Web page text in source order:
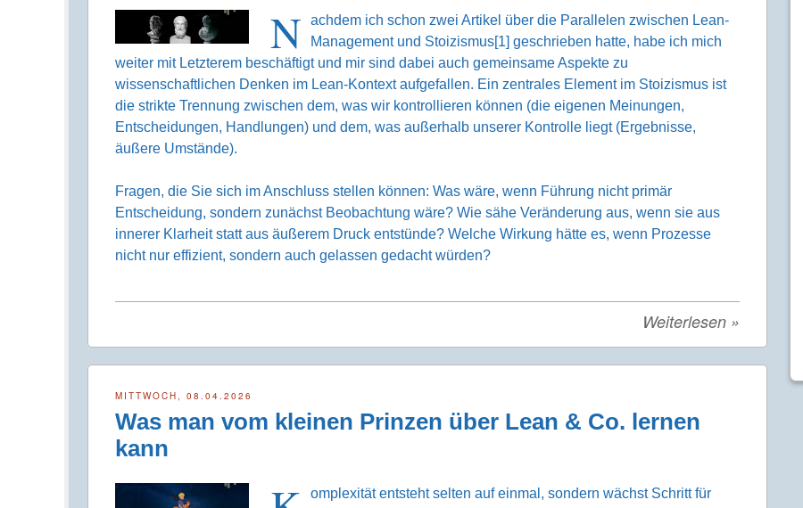
N
achdem ich schon zwei Artikel über die Parallelen zwischen Lean-
Management und Stoizismus[1] geschrieben hatte, habe ich mich
weiter mit Letzterem beschäftigt und mir sind dabei auch gemeinsame Aspekte zu
wissenschaftlichen Denken im Lean-Kontext aufgefallen. Ein zentrales Element im Stoizismus ist
die strikte Trennung zwischen dem, was wir kontrollieren können (die eigenen Meinungen,
Entscheidungen, Handlungen) und dem, was außerhalb unserer Kontrolle liegt (Ergebnisse,
äußere Umstände).
Fragen, die Sie sich im Anschluss stellen können: Was wäre, wenn Führung nicht primär
Entscheidung, sondern zunächst Beobachtung wäre? Wie sähe Veränderung aus, wenn sie aus
innerer Klarheit statt aus äußerem Druck entstünde? Welche Wirkung hätte es, wenn Prozesse
nicht nur effizient, sondern auch gelassen gedacht würden?
Weiterlesen »
MITTWOCH, 08.04.2026
Was man vom kleinen Prinzen über Lean & Co. lernen
kann
omplexität entsteht selten auf einmal, sondern wächst Schritt für